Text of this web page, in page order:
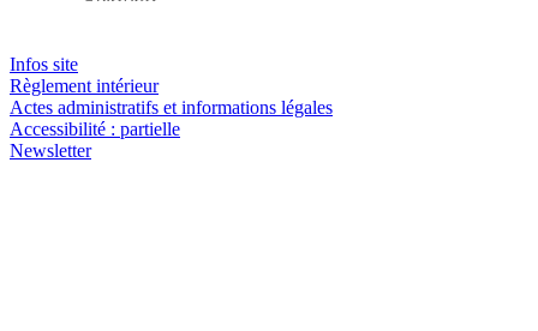
Infos site
Règlement intérieur
Actes administratifs et informations légales
Accessibilité : partielle
Newsletter